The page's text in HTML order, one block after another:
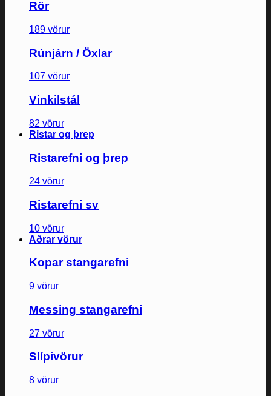
Rör
189 vörur
Rúnjárn / Öxlar
107 vörur
Vinkilstál
82 vörur
Ristar og þrep
Ristarefni og þrep
24 vörur
Ristarefni sv
10 vörur
Aðrar vörur
Kopar stangarefni
9 vörur
Messing stangarefni
27 vörur
Slípivörur
8 vörur